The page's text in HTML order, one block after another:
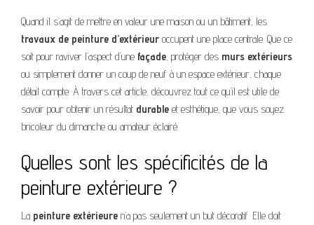
Quand il s’agit de mettre en valeur une maison ou un bâtiment, les
travaux de peinture d’extérieur occupent une place centrale. Que ce
soit pour raviver l’aspect d’une façade, protéger des murs extérieurs
ou simplement donner un coup de neuf à un espace extérieur, chaque
détail compte. À travers cet article, découvrez tout ce qu’il est utile de
savoir pour obtenir un résultat durable et esthétique, que vous soyez
bricoleur du dimanche ou amateur éclairé.
Quelles sont les spécificités de la
peinture extérieure ?
La peinture extérieure n’a pas seulement un but décoratif. Elle doit